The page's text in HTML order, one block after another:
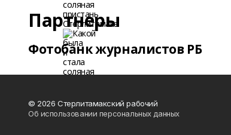
Партнеры
Фотобанк журналистов РБ
© 2026 Стерлитамакский рабочий
Об использовании персональных данных